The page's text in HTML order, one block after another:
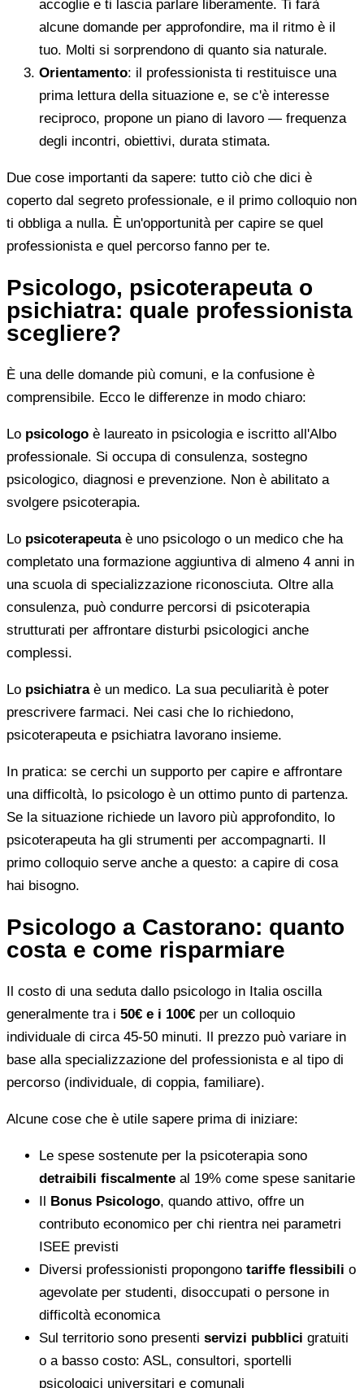
accoglie e ti lascia parlare liberamente. Ti farà
alcune domande per approfondire, ma il ritmo è il
tuo. Molti si sorprendono di quanto sia naturale.
Orientamento: il professionista ti restituisce una
prima lettura della situazione e, se c'è interesse
reciproco, propone un piano di lavoro — frequenza
degli incontri, obiettivi, durata stimata.
Due cose importanti da sapere: tutto ciò che dici è
coperto dal segreto professionale, e il primo colloquio non
ti obbliga a nulla. È un'opportunità per capire se quel
professionista e quel percorso fanno per te.
Psicologo, psicoterapeuta o
psichiatra: quale professionista
scegliere?
È una delle domande più comuni, e la confusione è
comprensibile. Ecco le differenze in modo chiaro:
Lo psicologo è laureato in psicologia e iscritto all'Albo
professionale. Si occupa di consulenza, sostegno
psicologico, diagnosi e prevenzione. Non è abilitato a
svolgere psicoterapia.
Lo psicoterapeutaè uno psicologo o un medico che ha
completato una formazione aggiuntiva di almeno 4 anni in
una scuola di specializzazione riconosciuta. Oltre alla
consulenza, può condurre percorsi di psicoterapia
strutturati per affrontare disturbi psicologici anche
complessi.
Lo psichiatraè un medico. La sua peculiarità è poter
prescrivere farmaci. Nei casi che lo richiedono,
psicoterapeuta e psichiatra lavorano insieme.
In pratica: se cerchi un supporto per capire e affrontare
una difficoltà, lo psicologo è un ottimo punto di partenza.
Se la situazione richiede un lavoro più approfondito, lo
psicoterapeuta ha gli strumenti per accompagnarti. Il
primo colloquio serve anche a questo: a capire di cosa
hai bisogno.
Psicologo a Castorano: quanto
costa e come risparmiare
Il costo di una seduta dallo psicologo in Italia oscilla
generalmente tra i 50€ e i 100€ per un colloquio
individuale di circa 45-50 minuti. Il prezzo può variare in
base alla specializzazione del professionista e al tipo di
percorso (individuale, di coppia, familiare).
Alcune cose che è utile sapere prima di iniziare:
Le spese sostenute per la psicoterapia sono
detraibili fiscalmente al 19% come spese sanitarie
Il Bonus Psicologo, quando attivo, offre un
contributo economico per chi rientra nei parametri
ISEE previsti
Diversi professionisti propongono tariffe flessibili o
agevolate per studenti, disoccupati o persone in
difficoltà economica
Sul territorio sono presenti servizi pubblici gratuiti
o a basso costo: ASL, consultori, sportelli
psicologici universitari e comunali